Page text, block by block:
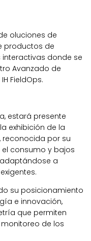
oluciones de
productos de
donde se
Avanzado de
FieldOps.
estará presente
exhibición de la
reconocida por su
consumo y bajos
a
su posicionamiento
e innovación,
que permiten
de los